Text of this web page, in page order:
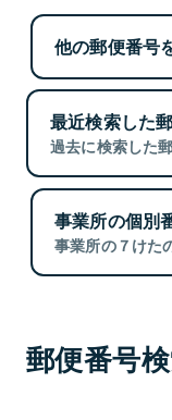
他の郵便番号
最近検索した
過去に検索した
事業所の個別
事業所の７けた
郵便番号